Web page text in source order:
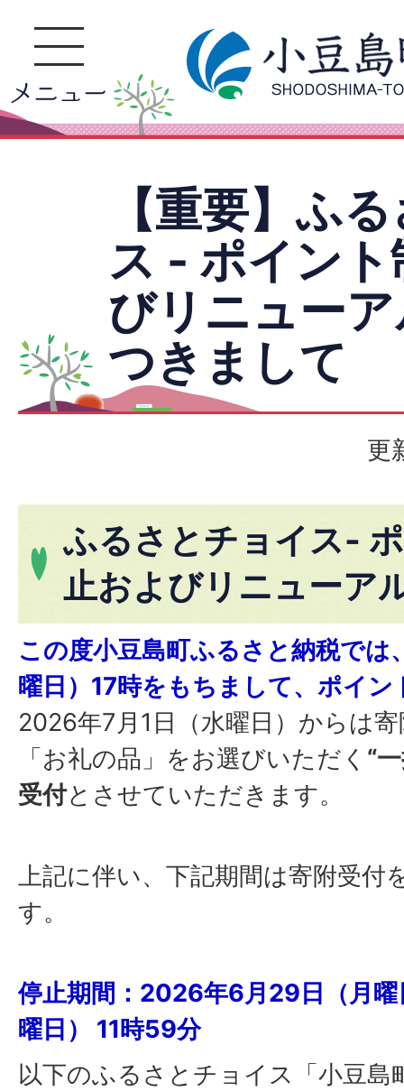
【重要】ふ
ス - ポイン
びリニュー
つきまして
更
ふるさとチョイス-
止およびリニューア
この度小豆島町ふるさと納税で
曜日）17時をもちまして、ポイ
2026年7月1日（水曜日）からは
「お礼の品」をお選びいただく “
受付とさせていただきます。
上記に伴い、下記期間は寄附受付
す。
停止期間：2026年6月29日（月曜
曜日） 11時59分
以下のふるさとチョイス「小豆島